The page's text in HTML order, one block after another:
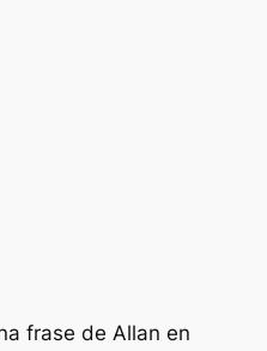
frase de Allan en